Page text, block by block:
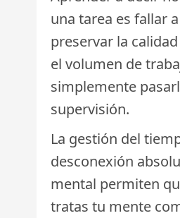
una tarea es fallar
preservar la
el volumen de
simplemente
supervisión.
La gestión del
desconexión
mental permiten
tratas tu mente